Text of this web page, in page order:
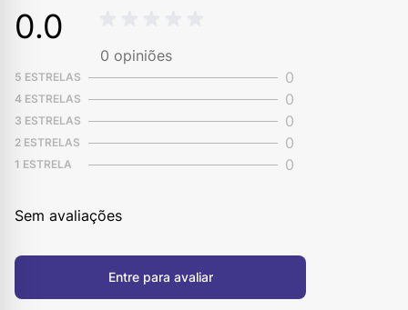
0.0
0 opiniões
5 ESTRELAS 0
4 ESTRELAS 0
3 ESTRELAS 0
2 ESTRELAS 0
1 ESTRELA 0
Sem avaliações
Entre para avaliar